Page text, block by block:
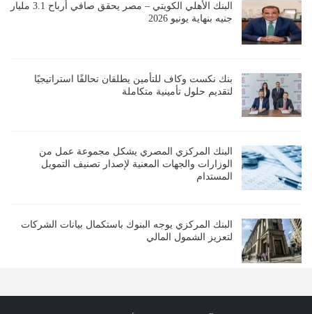
البنك الأهلي الكويتي – مصر يحقق صافي أرباح 3.1 مليار
جنيه بنهاية يونيو 2026
بنك نكست وكاف للتأمين يطلقان تحالفًا استراتيجيًا
لتقديم حلول تأمينية متكاملة
البنك المركزي المصري يشكل مجموعة عمل من
الوزارات والجهات المعنية لإصدار تصنيف التمويل
المستدام
البنك المركزي يوجه البنوك باستكمال بيانات الشركات
لتعزيز الشمول المالي